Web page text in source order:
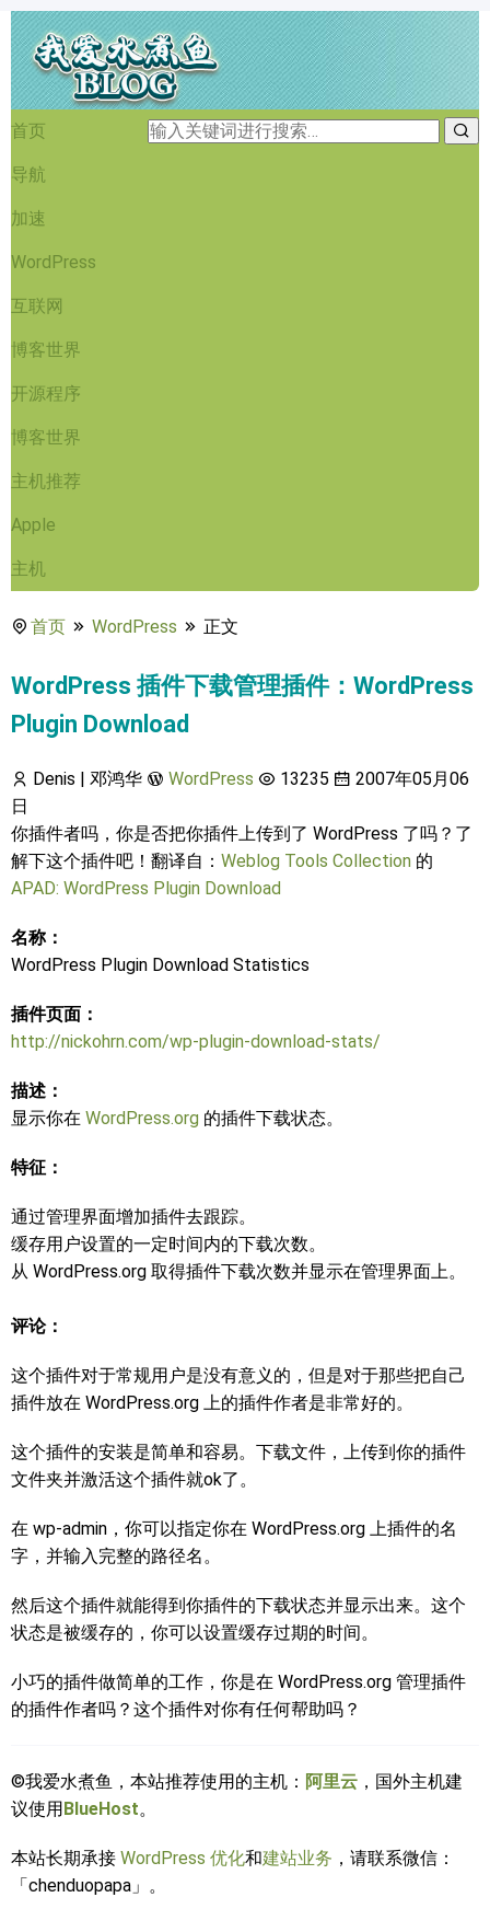
首页
导航
加速
WordPress
互联网
博客世界
开源程序
博客世界
主机推荐
Apple
主机
首页 WordPress 正文
WordPress 插件下载管理插件：WordPress
Plugin Download
Denis | 邓鸿华 WordPress 13235
2007年05月06
日
你插件者吗，你是否把你插件上传到了 WordPress 了吗？了
解下这个插件吧！翻译自： Weblog Tools Collection 的
APAD: WordPress Plugin Download
名称：
WordPress Plugin Download Statistics
插件页面：
http://nickohrn.com/wp-plugin-download-stats/
描述：
显示你在 WordPress.org 的插件下载状态。
特征：
通过管理界面增加插件去跟踪。
缓存用户设置的一定时间内的下载次数。
从 WordPress.org 取得插件下载次数并显示在管理界面上。
评论：
这个插件对于常规用户是没有意义的，但是对于那些把自己
插件放在 WordPress.org 上的插件作者是非常好的。
这个插件的安装是简单和容易。下载文件，上传到你的插件
文件夹并激活这个插件就ok了。
在 wp-admin，你可以指定你在 WordPress.org 上插件的名
字，并输入完整的路径名。
然后这个插件就能得到你插件的下载状态并显示出来。这个
状态是被缓存的，你可以设置缓存过期的时间。
小巧的插件做简单的工作，你是在 WordPress.org 管理插件
的插件作者吗？这个插件对你有任何帮助吗？
©我爱水煮鱼，本站推荐使用的主机： 阿里云 ，国外主机建
议使用BlueHost。
本站长期承接 WordPress 优化和建站业务 ，请联系微信：
「chenduopapa」。